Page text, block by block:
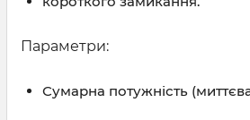
Параметри:
Сумарна потужність